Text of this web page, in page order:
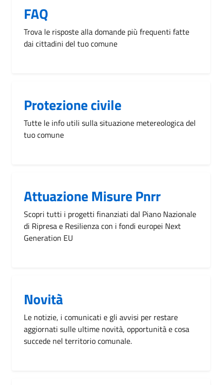
FAQ
Trova le risposte alla domande più frequenti fatte
dai cittadini del tuo comune
Protezione civile
Tutte le info utili sulla situazione metereologica del
tuo comune
Attuazione Misure Pnrr
Scopri tutti i progetti finanziati dal Piano Nazionale
di Ripresa e Resilienza con i fondi europei Next
Generation EU
Novità
Le notizie, i comunicati e gli avvisi per restare
aggiornati sulle ultime novità, opportunità e cosa
succede nel territorio comunale.